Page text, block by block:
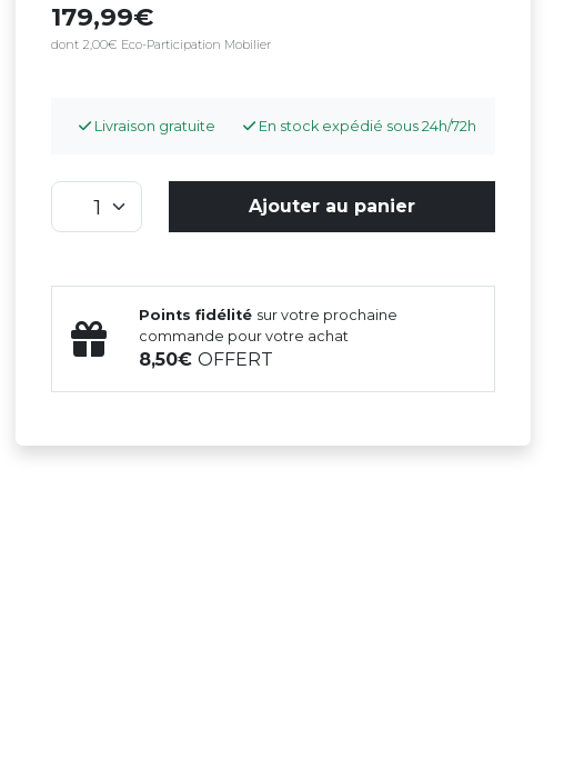
179,99
dont 2,00€ Eco-Participation Mobilier
Livraison gratuite En stock expédié sous 24h/72h
Ajouter au panier
Points fidélité sur votre prochaine
commande pour votre achat
8,50OFFERT